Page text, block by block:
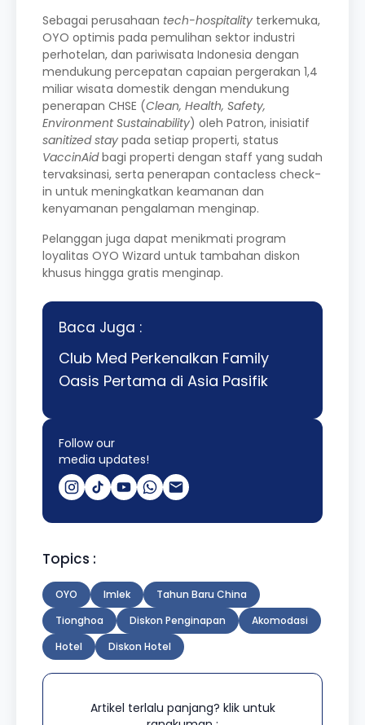
Sebagai perusahaan tech-hospitality terkemuka,
OYO optimis pada pemulihan sektor industri
perhotelan, dan pariwisata Indonesia dengan
mendukung percepatan capaian pergerakan 1,4
miliar wisata domestik dengan mendukung
penerapan CHSE (Clean, Health, Safety,
Environment Sustainability) oleh Patron, inisiatif
sanitized stay pada setiap properti, status
VaccinAidbagi properti dengan staff yang sudah
tervaksinasi, serta penerapan contacless check-
in untuk meningkatkan keamanan dan
kenyamanan pengalaman menginap.
Pelanggan juga dapat menikmati program
loyalitas OYO Wizard untuk tambahan diskon
khusus hingga gratis menginap.
Baca Juga :
Club Med Perkenalkan Family
Oasis Pertama di Asia Pasifik
Follow our
media updates!
Topics :
OYO Imlek
Tahun Baru China
Tionghoa
Diskon Penginapan
Akomodasi
Hotel
Diskon Hotel
Artikel terlalu panjang? klik untuk